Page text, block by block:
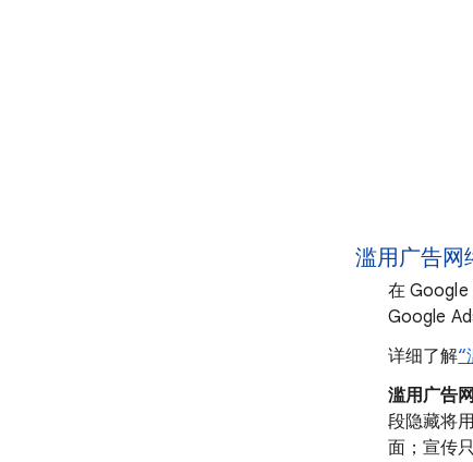
滥用广告网
在 Google
Google
详细了解“
滥用广告
段隐藏将
面；宣传